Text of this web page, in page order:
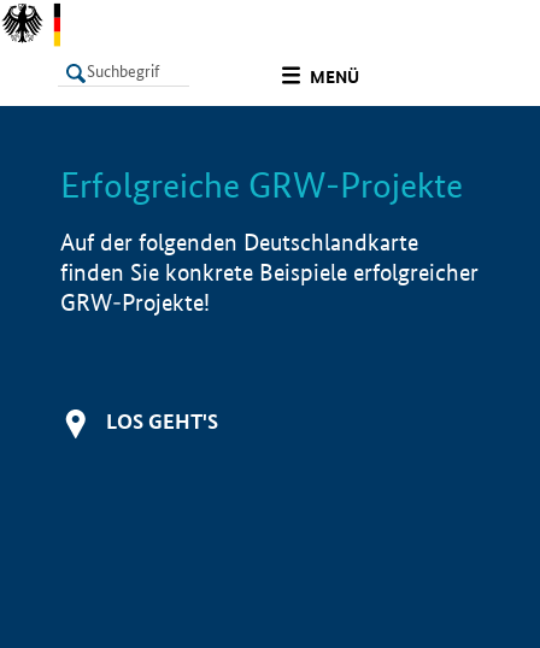
MENÜ
LISTE Info
Erfolgreiche GRW-Projekte
Auf der folgenden Deutschlandkarte
finden Sie konkrete Beispiele erfolgreicher
GRW-Projekte!
LOS GEHT'S